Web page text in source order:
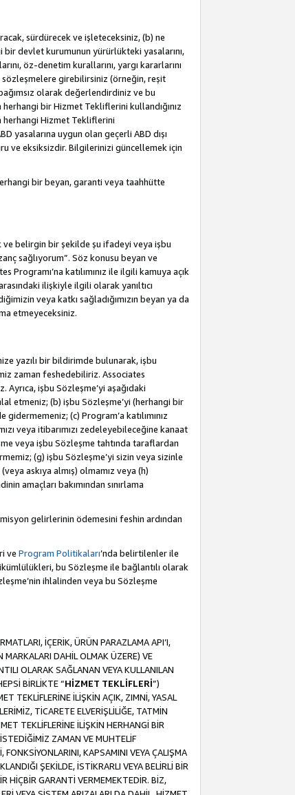
sürdürecek ve işleteceksiniz, (b) ne
bir devlet kurumunun yürürlükteki yasalarını,
öz-denetim kurallarını, yargı kararlarını
girebilirsiniz (örneğin, reşit
olarak değerlendirdiniz ve bu
bir Hizmet Tekliflerini kullandığınız
herhangi Hizmet Tekliflerini
yasalarına uygun olan geçerli ABD dışı
ve eksiksizdir. Bilgilerinizi güncellemek için
bir beyan, garanti veya taahhütte
ve belirgin bir şekilde şu ifadeyi veya işbu
sağlıyorum”. Söz konusu beyan ve
katılımınız ile ilgili kamuya açık
ilişkiyle ilgili olarak yanıltıcı
veya katkı sağladığımızın beyan ya da
etmeyeceksiniz.
yazılı bir bildirimde bulunarak, işbu
zaman feshedebiliriz. Associates
işbu Sözleşme’yi aşağıdaki
etmeniz; (b) işbu Sözleşme’yi (herhangi bir
(c) Program’a katılımınız
veya itibarımızı zedeleyebileceğine kanaat
veya işbu Sözleşme tahtında taraflardan
(g) işbu Sözleşme’yi sizin veya sizinle
askıya almış) olmamız veya (h)
amaçları bakımından sınırlama
gelirlerinin ödemesini feshin ardından
ve Program Politikaları’nda belirtilenler ile
bu Sözleşme ile bağlantılı olarak
ihlalinden veya bu Sözleşme
İÇERİK, ÜRÜN PARAZLAMA API’I,
MARKALARI DAHİL OLMAK ÜZERE) VE
OLARAK SAĞLANAN VEYA KULLANILAN
BİRLİKTE “HİZMET TEKLİFLERİ”)
TEKLİFLERİNE İLİŞKİN AÇIK, ZIMNİ, YASAL
TİCARETE ELVERİŞLİLİĞE, TATMİN
TEKLİFLERİNE İLİŞKİN HERHANGİ BİR
ZAMAN VE MUHTELİF
KAPSAMINI VEYA ÇALIŞMA
ŞEKİLDE, İSTİKRARLI VEYA BELİRLİ BİR
HİÇBİR GARANTİ VERMEMEKTEDİR. BİZ,